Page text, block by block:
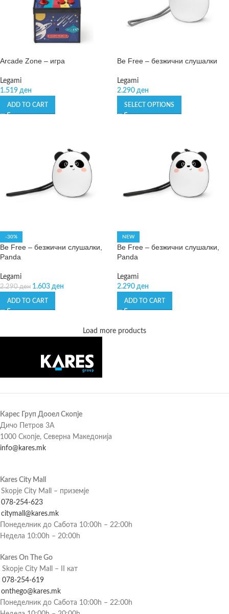
Arcade Zone – игра
Legami
1.519 ден
ADD TO CART
Be Free – безжични слушалки
Legami
2.290 ден
SELECT OPTIONS
-30%
Be Free – безжични слушалки,
Panda
Legami
2.290ден 1.603 ден
ADD TO CART
NEW
Be Free – безжични слушалки,
Panda
Legami
2.290 ден
ADD TO CART
Load more products
Карес Груп Дооел Скопје
Дичо Петров 3А
1000 Скопје, Северна Македонија
info@kares.mk
Kares City Mall
Skopje City Mall – приземје
078-254-623
citymall@kares.mk
Понеделник до Сабота 10:00h – 22:00h
Недела 10:00h – 20:00h
Kares On The Go
Skopje City Mall – II кат
078-254-619
onthego@kares.mk
Понеделник до Сабота 10:00h – 22:00h